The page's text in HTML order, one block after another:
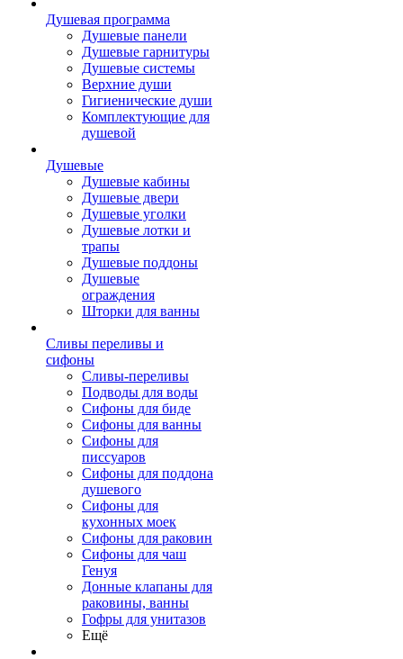
Душевая программа
Душевые панели
Душевые гарнитуры
Душевые системы
Верхние души
Гигиенические души
Комплектующие для
душевой
Душевые
Душевые кабины
Душевые двери
Душевые уголки
Душевые лотки и
трапы
Душевые поддоны
Душевые
ограждения
Шторки для ванны
Сливы переливы и
сифоны
Сливы-переливы
Подводы для воды
Сифоны для биде
Сифоны для ванны
Сифоны для
писсуаров
Сифоны для поддона
душевого
Сифоны для
кухонных моек
Сифоны для раковин
Сифоны для чаш
Генуя
Донные клапаны для
раковины, ванны
Гофры для унитазов
Ещё